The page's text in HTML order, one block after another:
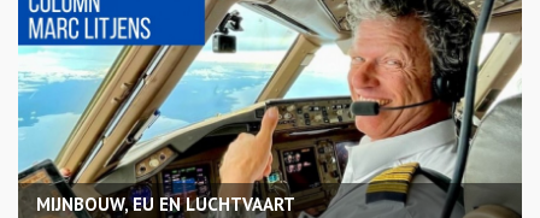
MIJNBOUW, EU EN LUCHTVAART